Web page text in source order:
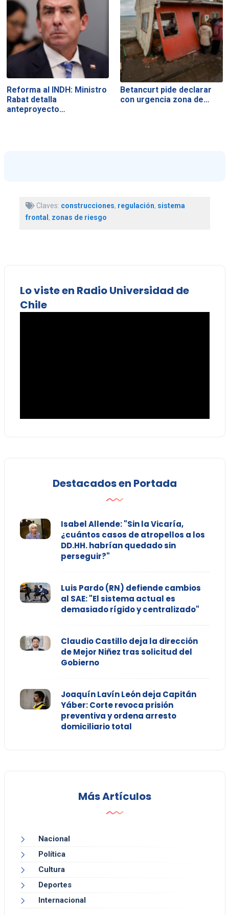
Reforma al INDH: Ministro
Rabat detalla
anteproyecto…
Betancurt pide declarar
con urgencia zona de…
Claves: construcciones, regulación, sistema
frontal , zonas de riesgo
Lo viste en Radio Universidad de
Chile
Destacados en Portada
Isabel Allende: "Sin la Vicaría,
¿cuántos casos de atropellos a los
DD.HH. habrían quedado sin
perseguir?"
Luis Pardo (RN) defiende cambios
al SAE: "El sistema actual es
demasiado rígido y centralizado"
Claudio Castillo deja la dirección
de Mejor Niñez tras solicitud del
Gobierno
Joaquín Lavín León deja Capitán
Yáber: Corte revoca prisión
preventiva y ordena arresto
domiciliario total
Más Artículos
Nacional
Política
Cultura
Deportes
Internacional